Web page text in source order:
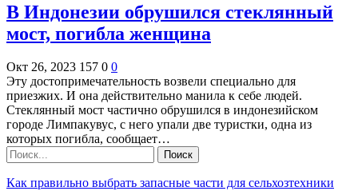
В Индонезии обрушился стеклянный
мост, погибла женщина
Окт 26, 2023 157 0 0
Эту достопримечательность возвели специально для
приезжих. И она действительно манила к себе людей.
Стеклянный мост частично обрушился в индонезийском
городе Лимпакувус, с него упали две туристки, одна из
которых погибла, сообщает…
Как правильно выбрать запасные части для сельхозтехники